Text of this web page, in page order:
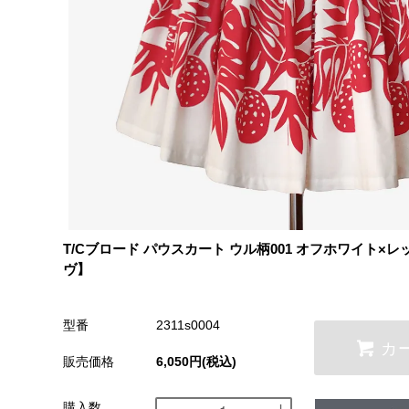
T/Cブロード パウスカート ウル柄001 オフホワイト×レ
ヴ】
型番 2311s0004
販売価格 6,050円(税込)
カ